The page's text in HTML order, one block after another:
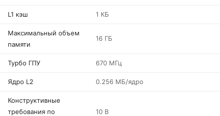
L1 кэш 1 КБ
Максимальный объем
памяти
16 ГБ
Турбо ГПУ 670 МГц
Ядро L2 0.256 МБ/ядро
Конструктивные
требования по
10 В